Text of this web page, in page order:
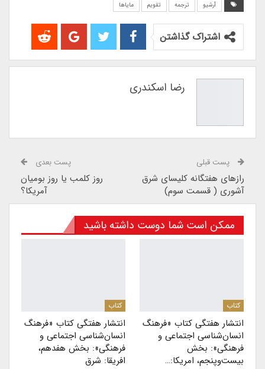
آرشیو ترجمه تقویم مایاها
اشتراک گذاشتن
رضا اسکندری
پست قبلی
رازهای هفتگانه کلیسای شرق
آشوری ( قسمت سوم)
پست بعدی
روز کلمب یا روز بومیان
آمریکا؟
ممکن است شما دوست داشته باشید
کتاب
انتشار هفتگی کتاب «فرهنگ
انسان‌شناسی اجتماعی و
فرهنگی»: بخش
بیست‌و‌پنجم، امریکا:…
کتاب
انتشار هفتگی کتاب «فرهنگ
انسان‌شناسی اجتماعی و
فرهنگی»: بخش هفدهم،
افریقا: شرق